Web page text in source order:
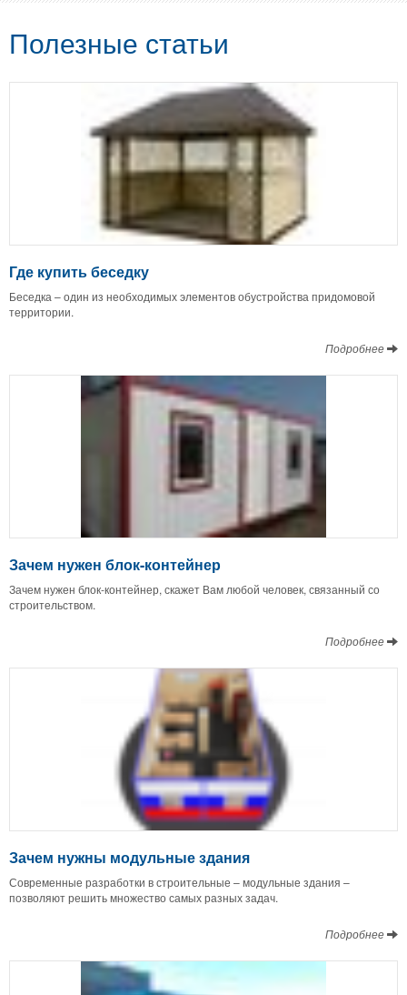
Полезные статьи
Где купить беседку
Беседка – один из необходимых элементов обустройства придомовой
территории.
Подробнее
Зачем нужен блок-контейнер
Зачем нужен блок-контейнер, скажет Вам любой человек, связанный со
строительством.
Подробнее
Зачем нужны модульные здания
Современные разработки в строительные – модульные здания –
позволяют решить множество самых разных задач.
Подробнее